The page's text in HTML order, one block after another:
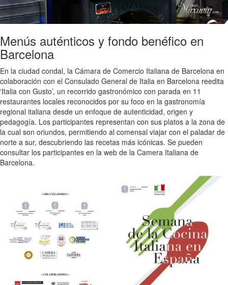
Menús auténticos y fondo benéfico en
Barcelona
En la ciudad condal, la Cámara de Comercio Italiana de Barcelona en
colaboración con el Consulado General de Italia en Barcelona reedita
‘Italia con Gusto’, un recorrido gastronómico con parada en 11
restaurantes locales reconocidos por su foco en la gastronomía
regional italiana desde un enfoque de autenticidad, origen y
pedagogía. Los participantes representan con sus platos a la zona de
la cual son oriundos, permitiendo al comensal viajar con el paladar de
norte a sur, descubriendo las recetas más icónicas. Se pueden
consultar los participantes en la web de la Camera Italiana de
Barcelona.